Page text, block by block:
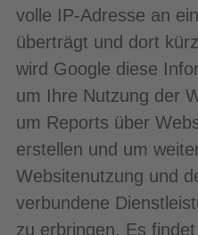
volle IP-Adresse an
überträgt und dort
wird Google diese
um Ihre Nutzung der
um Reports über
erstellen und um
Websitenutzung und
verbundene
zu erbringen. Es